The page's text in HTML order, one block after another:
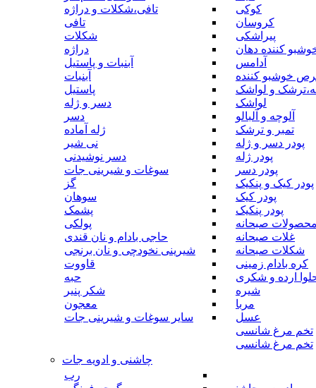
کوکی
کروسان
پیراشکی
کننده دهان
آدامس
خوشبو کننده
و لواشک
لواشک
آلوچه و آلبالو
تمبر و ترشک
پودر دسر و ژله
پودر ژله
پودر دسر
پودر کیک و پنکیک
پودر کیک
پودر پنکیک
محصولات صبحانه
غلات صبحانه
شکلات صبحانه
کره بادام زمینی
ارده و شکری
شیره
مربا
عسل
تخم مرغ شانسی
تخم مرغ شانسی
تافی،شکلات و دراژه
تافی
شکلات
دراژه
آبنبات و پاستیل
آبنبات
پاستیل
دسر و ژله
دسر
ژله آماده
نی شیر
دسر نوشیدنی
سوغات و شیرینی جات
گز
سوهان
پشمک
پولکی
حاجی بادام و نان قندی
شیرینی نخودچی و نان برنجی
قاووت
حبه
شکر پنیر
معجون
سایر سوغات و شیرینی جات
چاشنی و ادویه جات
رب